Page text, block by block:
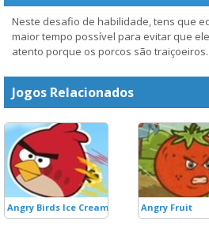
Neste desafio de habilidade, tens que
maior tempo possível para evitar que
atento porque os porcos são traiçoeiros.
Jogos Relacionados
Angry Birds Ice Cream Angry Fruit